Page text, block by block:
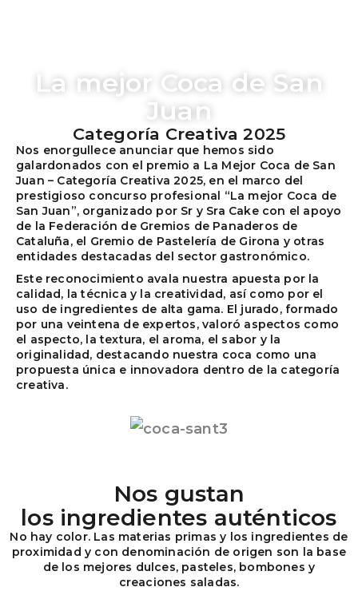
La mejor Coca de San
Juan
Categoría Creativa 2025
Nos enorgullece anunciar que hemos sido
galardonados con el premio a La Mejor Coca de San
Juan – Categoría Creativa 2025, en el marco del
prestigioso concurso profesional “La mejor Coca de
San Juan”, organizado por Sr y Sra Cake con el apoyo
de la Federación de Gremios de Panaderos de
Cataluña, el Gremio de Pastelería de Girona y otras
entidades destacadas del sector gastronómico.
Este reconocimiento avala nuestra apuesta por la
calidad, la técnica y la creatividad, así como por el
uso de ingredientes de alta gama. El jurado, formado
por una veintena de expertos, valoró aspectos como
el aspecto, la textura, el aroma, el sabor y la
originalidad, destacando nuestra coca como una
propuesta única e innovadora dentro de la categoría
creativa.
Nos gustan
los ingredientes auténticos
No hay color. Las materias primas y los ingredientes de
proximidad y con denominación de origen son la base
de los mejores dulces, pasteles, bombones y
creaciones saladas.